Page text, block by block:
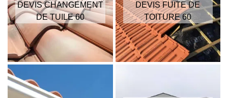
DEVIS CHANGEMENT
DE TUILE 60
DEVIS FUITE DE
TOITURE 60